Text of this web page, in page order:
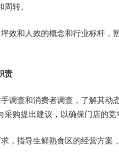
转。
效和人效的概念和行业标杆，
责
调查和消费者调查，了解其动
购提出建议，以确保门店的竞
，指导生鲜熟食区的经营方